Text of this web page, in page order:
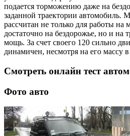
подается торможению даже на
заданной траектории автомобиль.
рассчитан не только для работы на
достаточно на бездорожье, но и на
мощь. За счет своего 120 сильно
динамичен, несмотря на его массу
Смотреть онлайн тест
Фото авто